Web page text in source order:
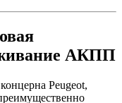
АКПП
Peugeot,